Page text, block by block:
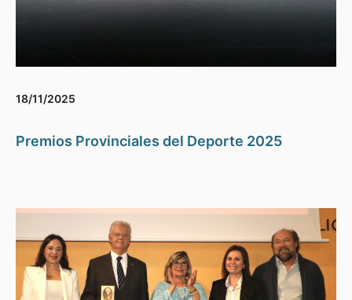
18/11/2025
Premios Provinciales del Deporte 2025